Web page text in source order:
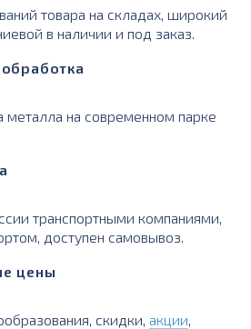
товара на складах, широкий
в наличии и под заказ.
на современном парке
транспортными компаниями,
доступен самовывоз.
цены
скидки, акции,